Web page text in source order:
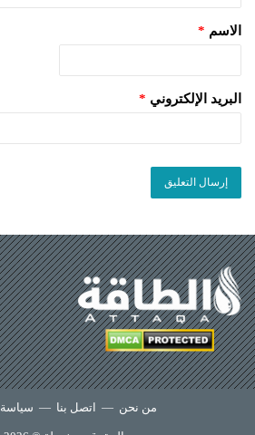
الاسم *
البريد الإلكتروني *
من نحن — اتصل بنا —